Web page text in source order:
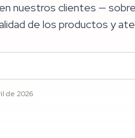
nuestros clientes —
de los productos y
de 2026